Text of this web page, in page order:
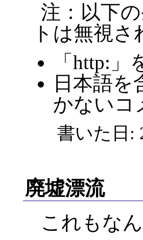
注：以下
トは無視さ
「http:
日本語を
かないコ
書いた日:
廃墟漂流
これもな